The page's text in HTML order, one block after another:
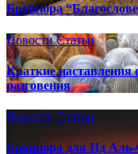
Брошюра
НовостиСтатьи
Краткие наставления
разговения
Новости Статьи
Брошюра для Ид Аль-